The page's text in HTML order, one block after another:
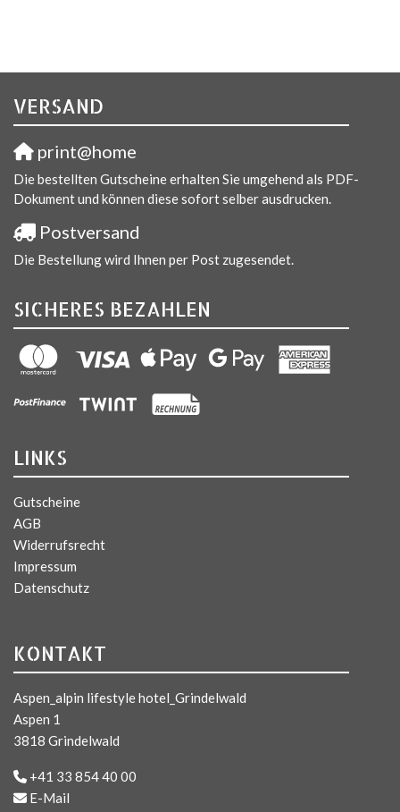
VERSAND
print@home
Die bestellten Gutscheine erhalten Sie umgehend als PDF-
Dokument und können diese sofort selber ausdrucken.
Postversand
Die Bestellung wird Ihnen per Post zugesendet.
SICHERES BEZAHLEN
LINKS
Gutscheine
AGB
Widerrufsrecht
Impressum
Datenschutz
KONTAKT
Aspen_alpin lifestyle hotel_Grindelwald
Aspen 1
3818 Grindelwald
+41 33 854 40 00
E-Mail